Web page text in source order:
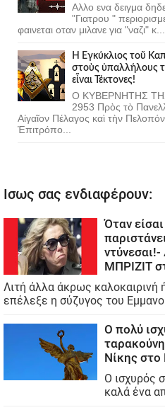
Αλλο ενα δειγμα
"Γιατρου "
φαινεται οταν μιλανε για "ναζι" κ...
Ἡ Ἐγκύκλιος τοῦ
στοὺς ὑπαλλήλους
εἶναι Τέκτονες!
Ο ΚΥΒΕΡΝΗΤΗΣ
2953 Πρὸς τὸ
Αἰγαῖον Πέλαγος καὶ τὴν
Ἐπιτρόπο...